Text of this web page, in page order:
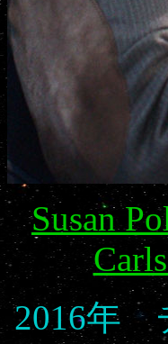
Susan
2016年